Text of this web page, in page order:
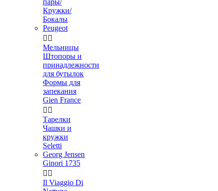
пары/
Кружки/
Бокалы
Peugeot
 
Мельницы
Штопоры и
принадлежности
для бутылок
Формы для
запекания
Gien France
 
Тарелки
Чашки и
кружки
Seletti
Georg Jensen
Ginori 1735
 
Il Viaggio Di